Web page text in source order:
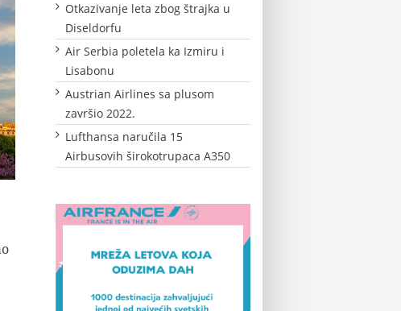
Otkazivanje leta zbog štrajka u
Diseldorfu
Air Serbia poletela ka Izmiru i
Lisabonu
Austrian Airlines sa plusom
završio 2022.
Lufthansa naručila 15
Airbusovih širokotrupaca A350